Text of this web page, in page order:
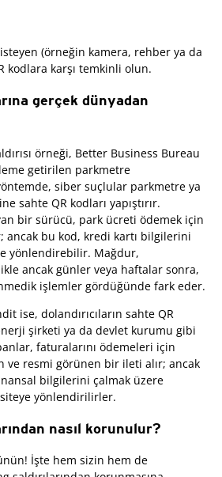
(örneğin kamera, rehber ya da
kodlara karşı temkinli olun.
gerçek dünyadan
örneği, Better Business Bureau
getirilen parkmetre
yöntemde, siber suçlular parkmetre ya
sahte QR kodları yapıştırır.
bir sürücü, park ücreti ödemek için
ancak bu kod, kredi kartı bilgilerini
yönlendirebilir. Mağdur,
ancak günler veya haftalar sonra,
işlemler gördüğünde fark eder.
ise, dolandırıcıların sahte QR
şirketi ya da devlet kurumu gibi
faturalarını ödemeleri için
ve resmi görünen bir ileti alır; ancak
bilgilerini çalmak üzere
yönlendirilirler.
nasıl korunulur?
İşte hem sizin hem de